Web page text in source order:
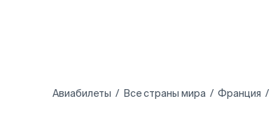
Авиабилеты Все страны мира Франция